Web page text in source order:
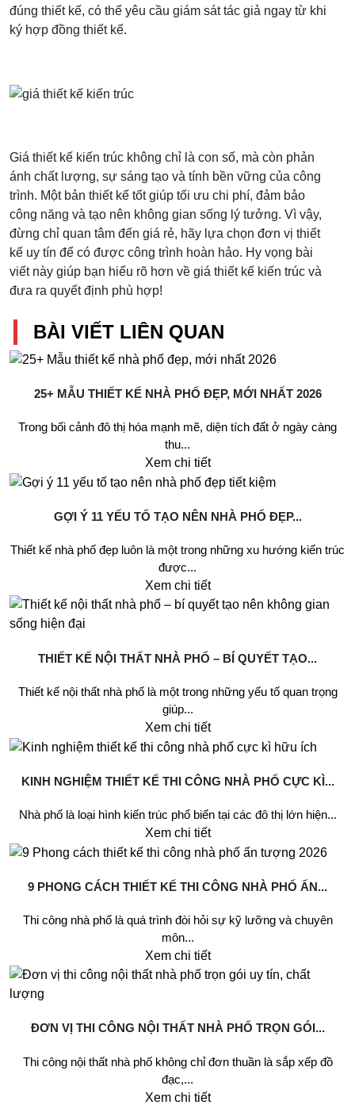
đúng thiết kế, có thể yêu cầu giám sát tác giả ngay từ khi
ký hợp đồng thiết kế.
Giá thiết kế kiến trúc không chỉ là con số, mà còn phản
ánh chất lượng, sự sáng tạo và tính bền vững của công
trình. Một bản thiết kế tốt giúp tối ưu chi phí, đảm bảo
công năng và tạo nên không gian sống lý tưởng. Vì vậy,
đừng chỉ quan tâm đến giá rẻ, hãy lựa chọn đơn vị thiết
kế uy tín để có được công trình hoàn hảo. Hy vọng bài
viết này giúp bạn hiểu rõ hơn về giá thiết kế kiến trúc và
đưa ra quyết định phù hợp!
BÀI VIẾT LIÊN QUAN
25+ MẪU THIẾT KẾ NHÀ PHỐ ĐẸP, MỚI NHẤT 2026
Trong bối cảnh đô thị hóa mạnh mẽ, diện tích đất ở ngày càng
thu...
Xem chi tiết
GỢI Ý 11 YẾU TỐ TẠO NÊN NHÀ PHỐ ĐẸP...
Thiết kế nhà phố đẹp luôn là một trong những xu hướng kiến trúc
được...
Xem chi tiết
THIẾT KẾ NỘI THẤT NHÀ PHỐ – BÍ QUYẾT TẠO...
Thiết kế nội thất nhà phố là một trong những yếu tố quan trọng
giúp...
Xem chi tiết
KINH NGHIỆM THIẾT KẾ THI CÔNG NHÀ PHỐ CỰC KÌ...
Nhà phố là loại hình kiến trúc phổ biến tại các đô thị lớn hiện...
Xem chi tiết
9 PHONG CÁCH THIẾT KẾ THI CÔNG NHÀ PHỐ ẤN...
Thi công nhà phố là quá trình đòi hỏi sự kỹ lưỡng và chuyên
môn...
Xem chi tiết
ĐƠN VỊ THI CÔNG NỘI THẤT NHÀ PHỐ TRỌN GÓI...
Thi công nội thất nhà phố không chỉ đơn thuần là sắp xếp đồ
đạc,...
Xem chi tiết